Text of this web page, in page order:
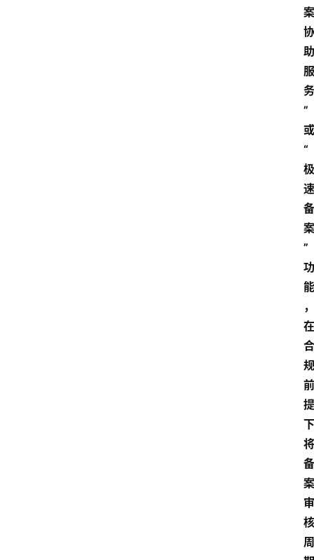
案
协
助
服
务
”
或
“
极
速
备
案
”
功
能
，
在
合
规
前
提
下
将
备
案
审
核
周